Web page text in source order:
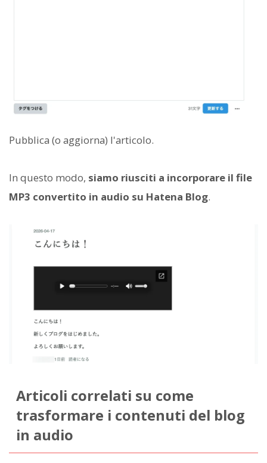
Pubblica (o aggiorna) l'articolo.
In questo modo, siamo riusciti a incorporare il file
MP3 convertito in audio su Hatena Blog.
Articoli correlati su come
trasformare i contenuti del blog
in audio